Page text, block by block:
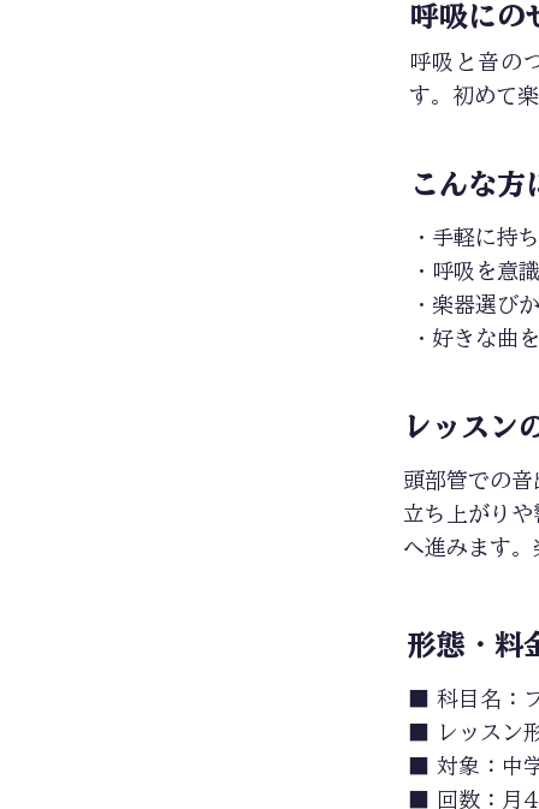
呼吸にの
呼吸と音の
す。初めて
こんな方
・手軽に持
・呼吸を意
・楽器選び
・好きな曲
レッスン
頭部管での
立ち上がり
へ進みます
形態・料
■ 科目名：
■ レッスン
■ 対象：中
■ 回数：月